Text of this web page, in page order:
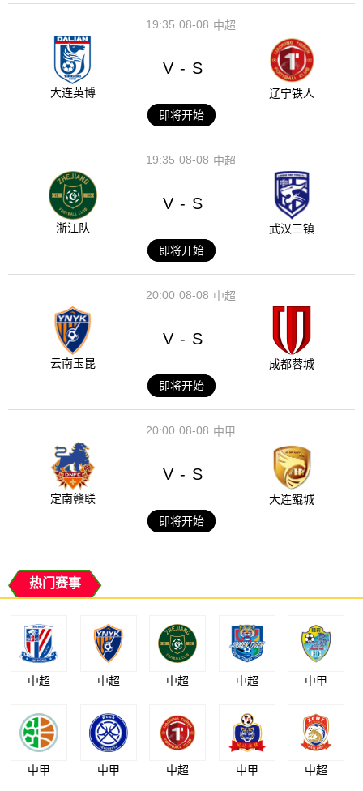
08-08
19:35 中超
大连英博
V - S
辽宁铁人
即将开始
08-08
19:35 中超
浙江队
V - S
武汉三镇
即将开始
08-08
20:00 中超
云南玉昆
V - S
成都蓉城
即将开始
08-08
20:00 中甲
定南赣联
V - S
大连鲲城
即将开始
热门赛事
中超 中超 中超 中超 中甲
中甲 中甲 中超 中甲 中超